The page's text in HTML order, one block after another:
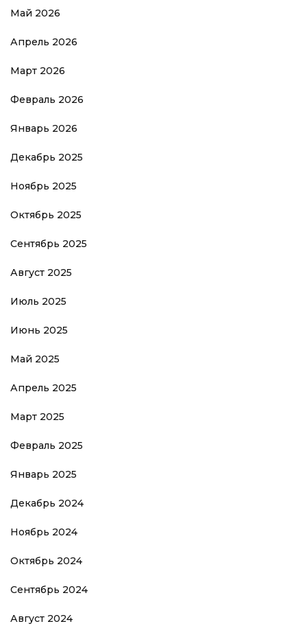
Май 2026
Апрель 2026
Март 2026
Февраль 2026
Январь 2026
Декабрь 2025
Ноябрь 2025
Октябрь 2025
Сентябрь 2025
Август 2025
Июль 2025
Июнь 2025
Май 2025
Апрель 2025
Март 2025
Февраль 2025
Январь 2025
Декабрь 2024
Ноябрь 2024
Октябрь 2024
Сентябрь 2024
Август 2024